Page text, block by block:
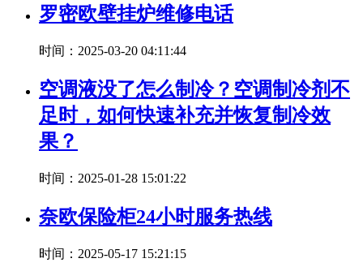
罗密欧壁挂炉维修电话
时间：2025-03-20 04:11:44
空调液没了怎么制冷？空调制冷剂不
足时，如何快速补充并恢复制冷效
果？
时间：2025-01-28 15:01:22
奈欧保险柜24小时服务热线
时间：2025-05-17 15:21:15